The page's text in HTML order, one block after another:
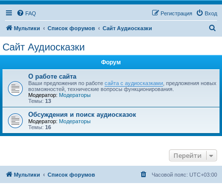
FAQ Вход
Регистрация
Мультики Список форумов Сайт Аудиосказки
Сайт Аудиосказки
Форум
О работе сайта
Ваши предложения по работе сайта с аудиосказками , предложения новых
возможностей, технические вопросы функционирования.
Модератор: Модераторы
Темы: 13
Обсуждения и поиск аудиосказок
Модератор: Модераторы
Темы: 16
Перейти
Мультики Список форумов Часовой пояс: UTC+03:00